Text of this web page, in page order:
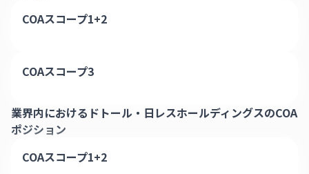
COAスコープ1+2
COAスコープ3
業界内における ドトール・日レスホールディングスのCOA
ポジション
COAスコープ1+2